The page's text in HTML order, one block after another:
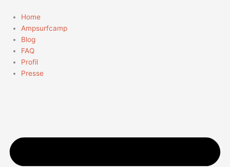
Inhalt
springen
Home
Ampsurfcamp
Blog
FAQ
Profil
Presse